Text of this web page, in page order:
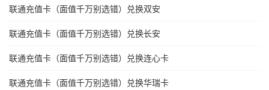
联通充值卡（面值千万别选错）兑换双安
联通充值卡（面值千万别选错）兑换长安
联通充值卡（面值千万别选错）兑换连心卡
联通充值卡（面值千万别选错）兑换华瑞卡